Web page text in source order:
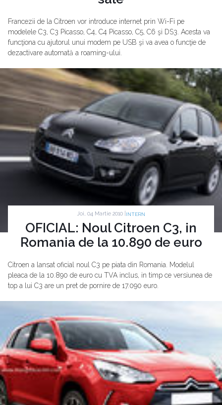
Francezii de la Citroen vor introduce internet prin Wi-Fi pe
modelele C3, C3 Picasso, C4, C4 Picasso, C5, C6 şi DS3. Acesta va
funcţiona cu ajutorul unui modem pe USB şi va avea o funcţie de
dezactivare automată a roaming-ului.
Joi, 04 Martie 2010 | INTERN
OFICIAL: Noul Citroen C3, in
Romania de la 10.890 de euro
Citroen a lansat oficial noul C3 pe piata din Romania. Modelul
pleaca de la 10.890 de euro cu TVA inclus, in timp ce versiunea de
top a lui C3 are un pret de pornire de 17.090 euro.